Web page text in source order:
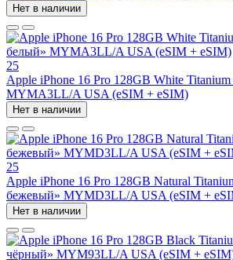
Нет в наличии
25
Apple iPhone 16 Pro 128GB White
MYMA3LL/A USA (eSIM + eSIM)
Нет в наличии
25
Apple iPhone 16 Pro 128GB Natural
бежевый» MYMD3LL/A USA (eSIM +
Нет в наличии